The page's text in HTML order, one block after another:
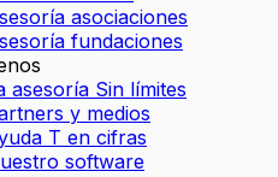
asociaciones
fundaciones
asesoría Sin límites
y medios
T en cifras
software